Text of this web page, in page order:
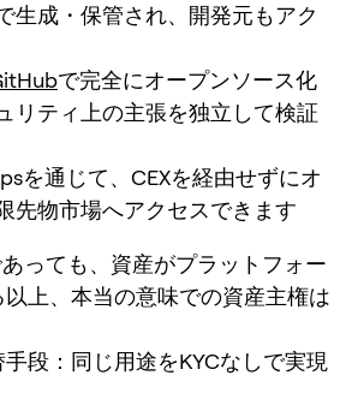
生成・保管され、開発元もアク
で完全にオープンソース化
リティ上の主張を独立して検証
を通じて、CEXを経由せずにオ
先物市場へアクセスできます
っても、資産がプラットフォー
上、本当の意味での資産主権は
段：同じ用途をKYCなしで実現